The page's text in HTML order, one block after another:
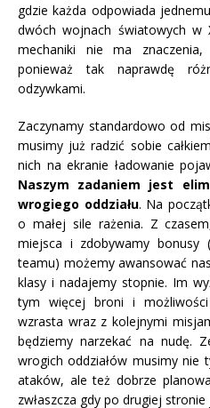
gdzie każda odpowiada
dwóch wojnach światowych w
mechaniki nie ma
ponieważ tak naprawdę
odzywkami.
Zaczynamy standardowo od
musimy już radzić sobie
nich na ekranie ładowanie
Naszym zadaniem jest
wrogiego oddziału. Na
o małej sile rażenia. Z
miejsca i zdobywamy bonusy
teamu) możemy awansować
klasy i nadajemy stopnie. Im
tym więcej broni i
wzrasta wraz z kolejnymi
będziemy narzekać na nudę.
wrogich oddziałów musimy nie
ataków, ale też dobrze
zwłaszcza gdy po drugiej